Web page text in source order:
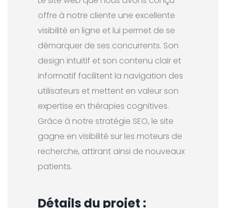
offre à notre cliente une excellente
visibilité en ligne et lui permet de se
démarquer de ses concurrents. Son
design intuitif et son contenu clair et
informatif facilitent la navigation des
utilisateurs et mettent en valeur son
expertise en thérapies cognitives.
Grâce à notre stratégie SEO, le site
gagne en visibilité sur les moteurs de
recherche, attirant ainsi de nouveaux
patients.
Détails du projet :